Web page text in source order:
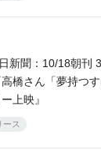
新聞：10/18朝刊
橋さん「夢持つ
上映』
ース